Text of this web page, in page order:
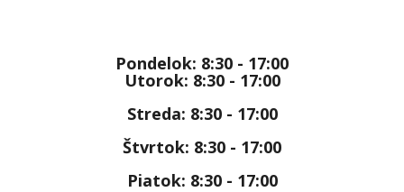
Pondelok: 8:30 - 17:00
Utorok: 8:30 - 17:00
Streda: 8:30 - 17:00
Štvrtok: 8:30 - 17:00
Piatok: 8:30 - 17:00